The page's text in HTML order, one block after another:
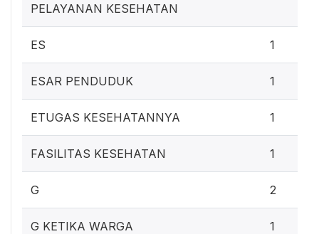
PELAYANAN KESEHATAN
ES 1
ESAR PENDUDUK 1
ETUGAS KESEHATANNYA 1
FASILITAS KESEHATAN 1
G 2
G KETIKA WARGA
1